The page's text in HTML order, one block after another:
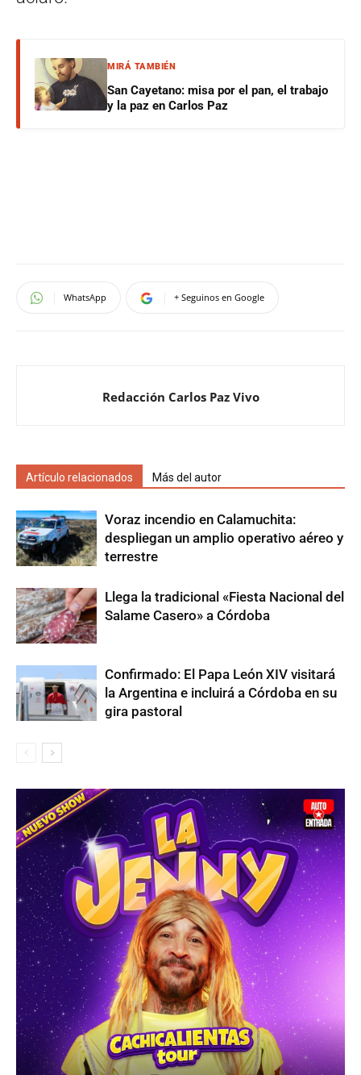
MIRÁ TAMBIÉN
San Cayetano: misa por el pan, el trabajo
y la paz en Carlos Paz
WhatsApp + Seguinos en Google
Redacción Carlos Paz Vivo
Artículo relacionados Más del autor
Voraz incendio en Calamuchita:
despliegan un amplio operativo aéreo y
terrestre
Llega la tradicional «Fiesta Nacional del
Salame Casero» a Córdoba
Confirmado: El Papa León XIV visitará
la Argentina e incluirá a Córdoba en su
gira pastoral